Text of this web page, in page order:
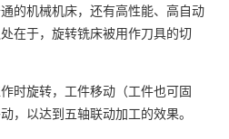
的机械机床，还有高性能、高自动
在于，旋转铣床被用作刀具的切
时旋转，工件移动（工件也可固
，以达到五轴联动加工的效果。